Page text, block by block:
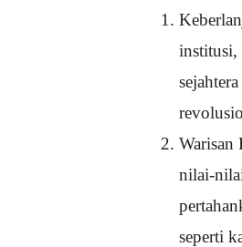
institusi,
Warisan
nilai-
seperti